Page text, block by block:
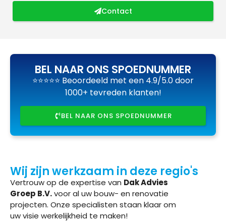
Contact
BEL NAAR ONS SPOEDNUMMER
⭐⭐⭐⭐⭐ Beoordeeld met een 4.9/5.0 door
1000+ tevreden klanten!
BEL NAAR ONS SPOEDNUMMER
Wij zijn werkzaam in deze regio's
Vertrouw op de expertise van Dak Advies
Groep B.V.voor al uw bouw- en renovatie
projecten. Onze specialisten staan klaar om
uw visie werkelijkheid te maken!